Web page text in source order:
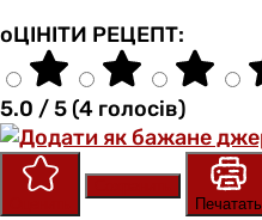
оЦІНІТИ РЕЦЕПТ:
5.0 / 5 (4 голосів)
Печатать